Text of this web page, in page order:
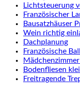
Lichtsteuerung
Französischer
Bausatzhäuser
Wein richtig
Dachplanung
Französische
Bodenfliesen
Freitragende